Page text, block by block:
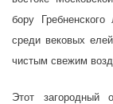
бору
среди вековых
чистым свежим
Этот загородный